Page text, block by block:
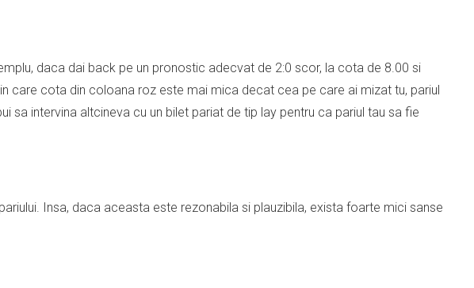
daca dai back pe un pronostic adecvat de 2:0 scor, la cota de 8.00 si
care cota din coloana roz este mai mica decat cea pe care ai mizat tu, pariul
intervina altcineva cu un bilet pariat de tip lay pentru ca pariul tau sa fie
Insa, daca aceasta este rezonabila si plauzibila, exista foarte mici sanse